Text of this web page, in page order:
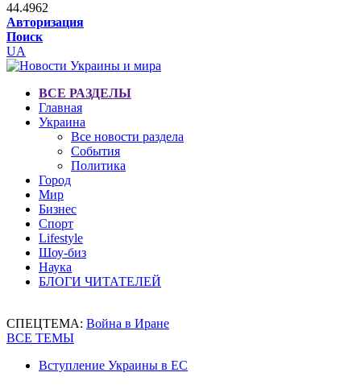
44.4962
Авторизация
Поиск
UA
ВСЕ РАЗДЕЛЫ
Главная
Украина
Все новости раздела
События
Политика
Город
Мир
Бизнес
Спорт
Lifestyle
Шоу-биз
Наука
БЛОГИ ЧИТАТЕЛЕЙ
СПЕЦТЕМА: Война в Иране
ВСЕ ТЕМЫ
Вступление Украины в ЕС